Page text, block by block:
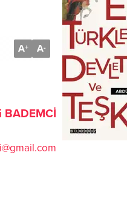
A+ A-
BADEMCİ